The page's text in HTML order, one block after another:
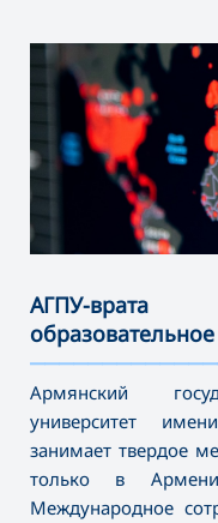
АГПУ-
Армянский
университет
занимает твердое
только в
Международное